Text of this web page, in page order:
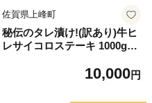
佐賀県上峰町
秘伝のタレ漬け!(訳あり)牛ヒ
レサイコロステーキ 1000g
10,000円